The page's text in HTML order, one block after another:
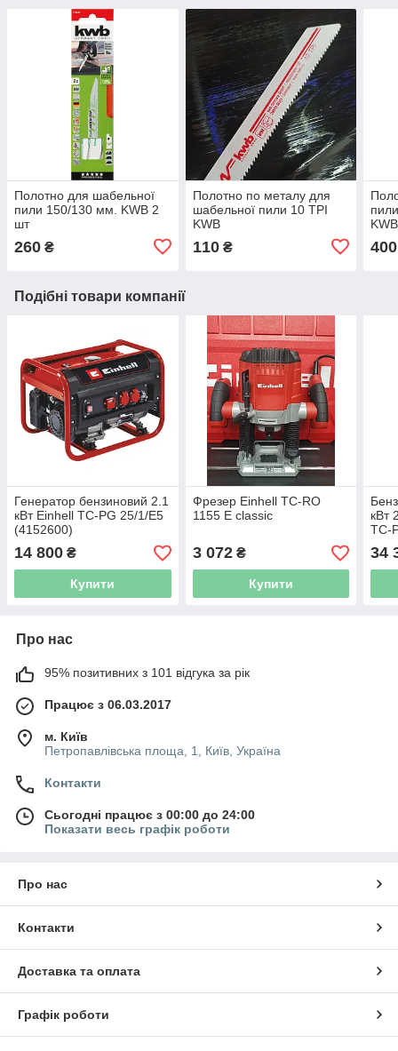
Полотно для шабельної
пили 150/130 мм. KWB 2
шт
260 ₴
Полотно по металу для
шабельної пили 10 TPI
KWB
110₴
KWB
400
Подібні товари компанії
Генератор бензиновий 2.1
кВт Einhell TC-PG 25/1/E5
(4152600)
14 800 ₴
Купити
Фрезер Einhell TC-RO
1155 E classic
3 072₴
Купити
кВт
TC-
34
Про нас
95% позитивних з 101 відгука за рік
Працює з 06.03.2017
м. Київ
Петропавлівська площа, 1, Київ, Україна
Контакти
Сьогодні працює з 00:00 до 24:00
Показати весь графік роботи
Про нас
Контакти
Доставка та оплата
Графік роботи